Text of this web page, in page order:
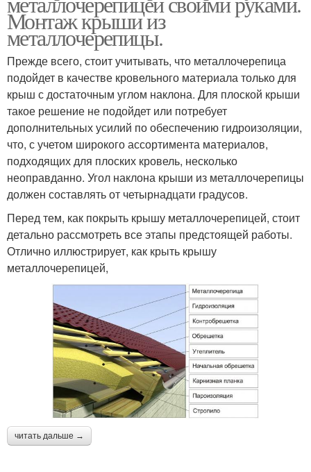
Монтаж крыши из
металлочерепицы.
Прежде всего, стоит учитывать, что металлочерепица
подойдет в качестве кровельного материала только для
крыш с достаточным углом наклона. Для плоской крыши
такое решение не подойдет или потребует
дополнительных усилий по обеспечению гидроизоляции,
что, с учетом широкого ассортимента материалов,
подходящих для плоских кровель, несколько
неоправданно. Угол наклона крыши из металлочерепицы
должен составлять от четырнадцати градусов.
Перед тем, как покрыть крышу металлочерепицей, стоит
детально рассмотреть все этапы предстоящей работы.
Отлично иллюстрирует, как крыть крышу
металлочерепицей,
читать дальше →